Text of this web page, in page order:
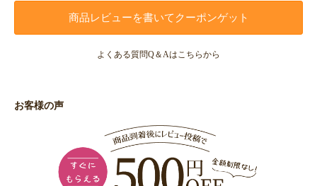
商品レビューを書いてクーポンゲット
よくある質問Q＆Aはこちらから
お客様の声